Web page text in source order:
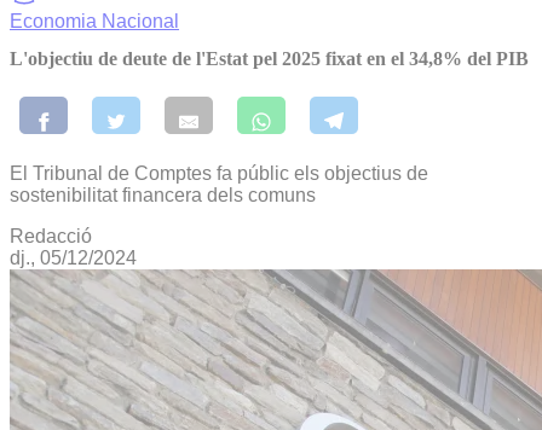
Economia Nacional
L'objectiu de deute de l'Estat pel 2025 fixat en el 34,8% del PIB
El Tribunal de Comptes fa públic els objectius de
sostenibilitat financera dels comuns
Redacció
dj., 05/12/2024